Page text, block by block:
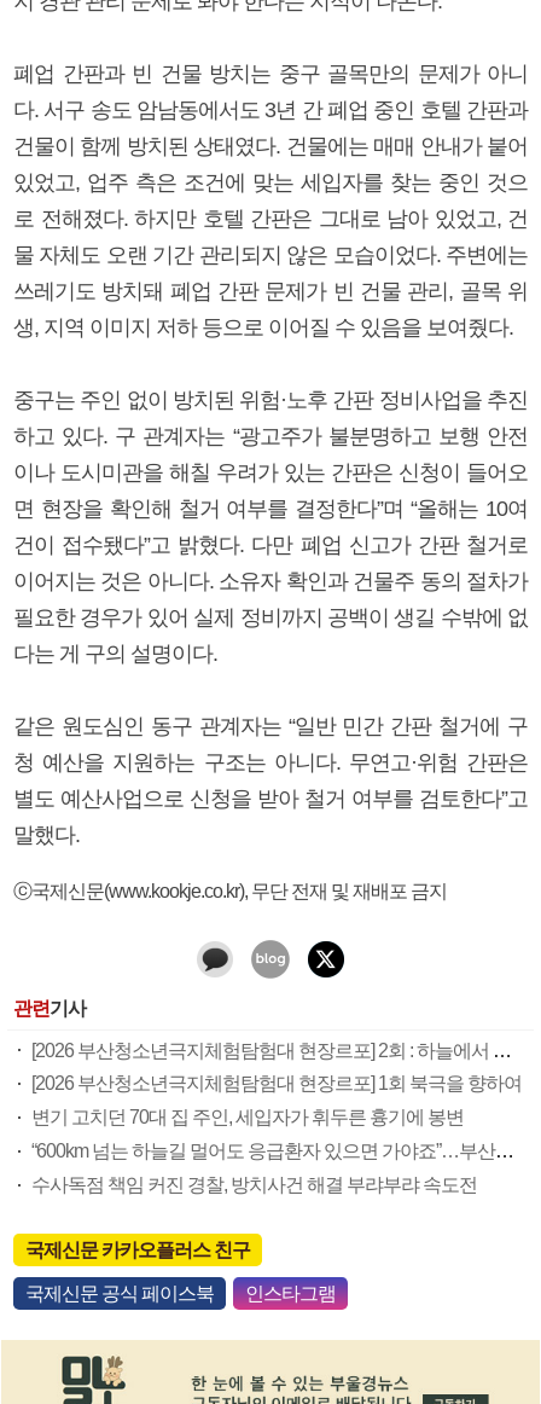
폐업 간판과 빈 건물 방치는 중구 골목만의 문제가 아니
다. 서구 송도 암남동에서도 3년 간 폐업 중인 호텔 간판과
건물이 함께 방치된 상태였다. 건물에는 매매 안내가 붙어
있었고, 업주 측은 조건에 맞는 세입자를 찾는 중인 것으
로 전해졌다. 하지만 호텔 간판은 그대로 남아 있었고, 건
물 자체도 오랜 기간 관리되지 않은 모습이었다. 주변에는
쓰레기도 방치돼 폐업 간판 문제가 빈 건물 관리, 골목 위
생, 지역 이미지 저하 등으로 이어질 수 있음을 보여줬다.
중구는 주인 없이 방치된 위험·노후 간판 정비사업을 추진
하고 있다. 구 관계자는 “광고주가 불분명하고 보행 안전
이나 도시미관을 해칠 우려가 있는 간판은 신청이 들어오
면 현장을 확인해 철거 여부를 결정한다”며 “올해는 10여
건이 접수됐다”고 밝혔다. 다만 폐업 신고가 간판 철거로
이어지는 것은 아니다. 소유자 확인과 건물주 동의 절차가
필요한 경우가 있어 실제 정비까지 공백이 생길 수밖에 없
다는 게 구의 설명이다.
같은 원도심인 동구 관계자는 “일반 민간 간판 철거에 구
청 예산을 지원하는 구조는 아니다. 무연고·위험 간판은
별도 예산사업으로 신청을 받아 철거 여부를 검토한다”고
말했다.
ⓒ국제신문(www.kookje.co.kr), 무단 전재 및 재배포 금지
관련기사
[2026 부산청소년극지체험탐험대 현장르포] 2회 : 하늘에서 만난 얼음의 나라
[2026 부산청소년극지체험탐험대 현장르포] 1회 북극을 향하여
변기 고치던 70대 집 주인, 세입자가 휘두른 흉기에 봉변
“600km 넘는 하늘길 멀어도 응급환자 있으면 가야죠”…부산소방항공대 활약상 눈길
수사독점 책임 커진 경찰, 방치사건 해결 부랴부랴 속도전
국제신문 카카오플러스 친구
국제신문 공식 페이스북 인스타그램